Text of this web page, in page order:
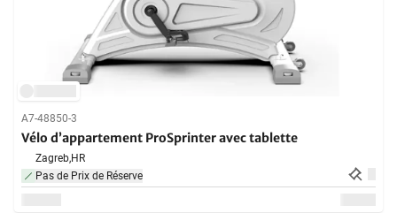
A7-48850-3
Vélo d’appartement ProSprinter avec tablette
Zagreb,HR
Pas de Prix de Réserve